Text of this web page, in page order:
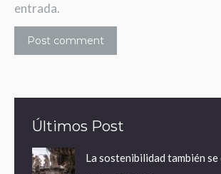
entrada.
Post comment
Últimos Post
La sostenibilidad también se